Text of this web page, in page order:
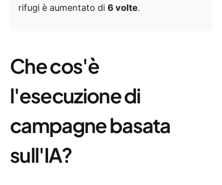
rifugi è aumentato di 6 volte.
Che cos'è
l'esecuzione di
campagne basata
sull'IA?